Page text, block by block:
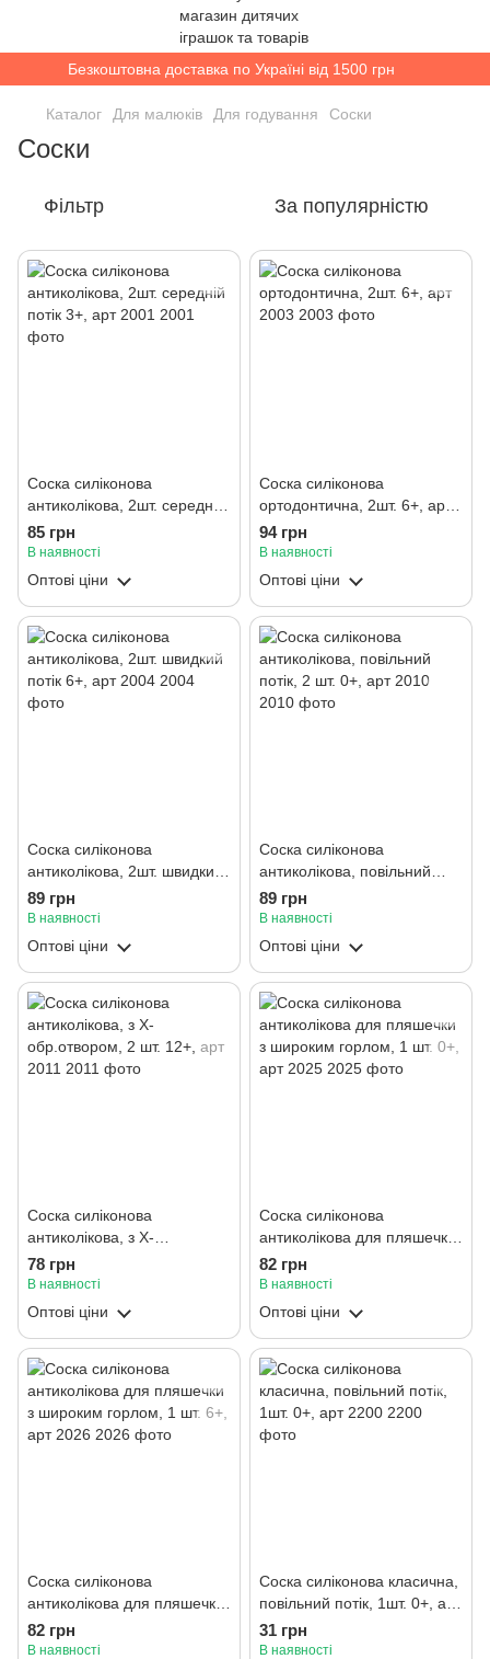
Безкоштовна доставка по Україні від 1500 грн
Каталог Для малюків Для годування Соски
Соски
Фільтр За популярністю
Соска силіконова
антиколікова, 2шт. середній
потік 3+, арт 2001
85 грн
В наявності
Оптові ціни
Соска силіконова
ортодонтична, 2шт. 6+, арт
2003
94 грн
В наявності
Оптові ціни
Соска силіконова
антиколікова, 2шт. швидкий
потік 6+, арт 2004
89 грн
В наявності
Оптові ціни
Соска силіконова
антиколікова, повільний
потік, 2 шт. 0+, арт 2010
89 грн
В наявності
Оптові ціни
Соска силіконова
антиколікова, з Х-
обр.отвором, 2 шт. 12+, арт
2011
78 грн
В наявності
Оптові ціни
Соска силіконова
антиколікова для пляшечки
з широким горлом, 1 шт. 0+,
арт 2025
82 грн
В наявності
Оптові ціни
Соска силіконова
антиколікова для пляшечки
з широким горлом, 1 шт. 6+,
арт 2026
82 грн
В наявності
Соска силіконова класична,
повільний потік, 1шт. 0+, арт
2200
31 грн
В наявності